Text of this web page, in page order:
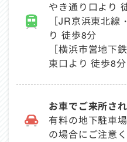
やき通り口より
［JR京浜東北
り 徒歩8分
［横浜市営地下
東口より 徒歩8分
お車でご来所さ
有料の地下駐車
の場合にご注意く